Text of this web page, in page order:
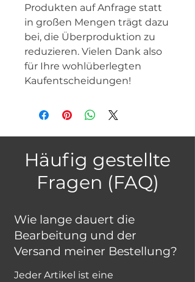
Produkten auf Anfrage statt
in großen Mengen trägt dazu
bei, die Überproduktion zu
reduzieren. Vielen Dank also
für Ihre wohlüberlegten
Kaufentscheidungen!
Häufig gestellte
Fragen (FAQ)
Wie lange dauert die
Bearbeitung und der
Versand meiner Bestellung?
Jeder Artikel ist eine